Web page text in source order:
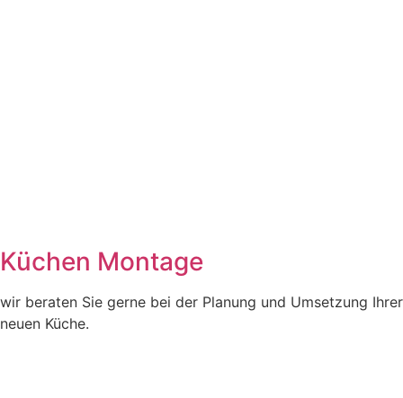
Küchen Montage
wir beraten Sie gerne bei der Planung und Umsetzung Ihrer
neuen Küche.